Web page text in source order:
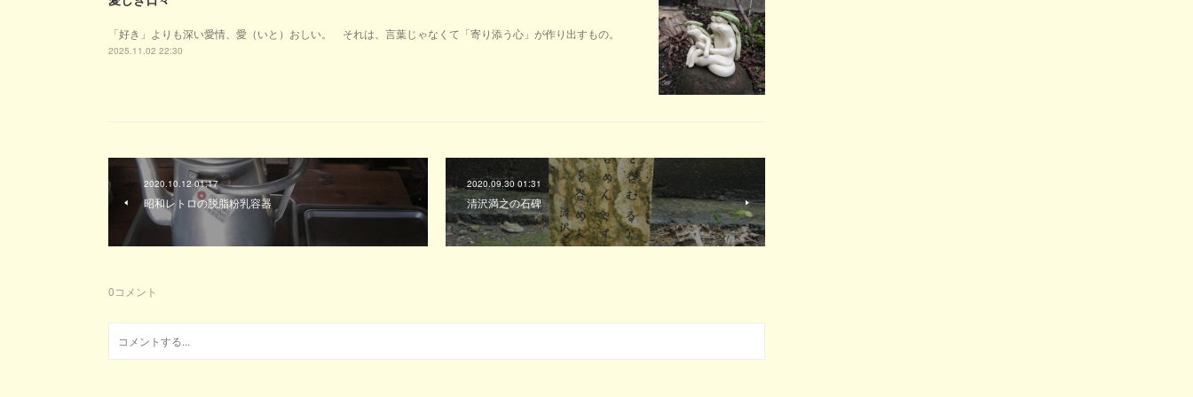
「好き」よりも深い愛情、愛（いと）おしい。 それは、言葉じゃなくて「寄り添う心」が作り出すもの。
2025.11.02 22:30
2020.10.12 01:17
昭和レトロの脱脂粉乳容器
2020.09.30 01:31
清沢満之の石碑
0コメント